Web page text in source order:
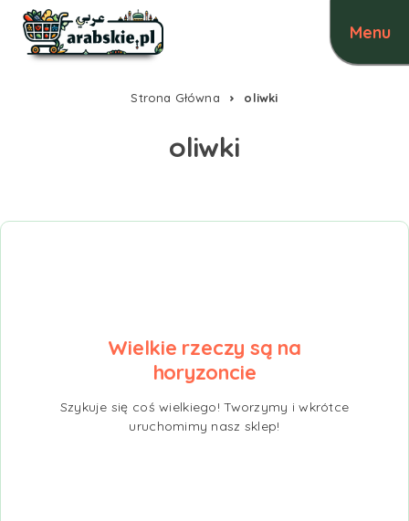
Strona Główna oliwki
oliwki
Wielkie rzeczy są na
horyzoncie
Szykuje się coś wielkiego! Tworzymy i wkrótce
uruchomimy nasz sklep!